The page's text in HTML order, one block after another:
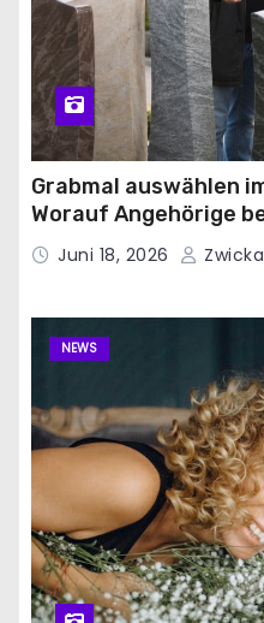
Grabmal auswählen
Worauf Angehörige
undJuni 18, 2026
NEWS